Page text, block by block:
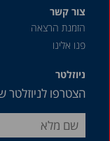
צור קשר
הזמנת הרצאה
פנו אלינו
ניוזלטר
הצטרפו לניוזלטר